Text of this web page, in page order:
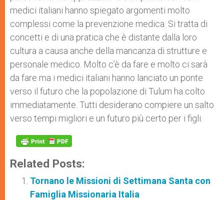
medici italiani hanno spiegato argomenti molto
complessi come la prevenzione medica. Si tratta di
concetti e di una pratica che è distante dalla loro
cultura a causa anche della mancanza di strutture e
personale medico. Molto c’è da fare e molto ci sarà
da fare ma i medici italiani hanno lanciato un ponte
verso il futuro che la popolazione di Tulum ha colto
immediatamente. Tutti desiderano compiere un salto
verso tempi migliori e un futuro più certo per i figli.
Related Posts:
Tornano le Missioni di Settimana Santa con
Famiglia Missionaria Italia